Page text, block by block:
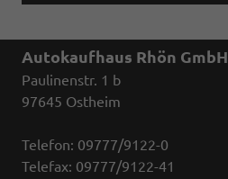
Autokaufhaus Rhön GmbH
Paulinenstr. 1 b
97645 Ostheim
Telefon: 09777/9122-0
Telefax: 09777/9122-41